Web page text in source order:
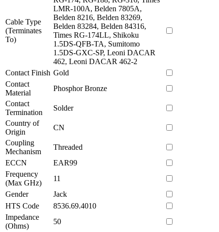
Cable Type
(Terminates
To)
LMR-100A, Belden 7805A,
Belden 8216, Belden 83269,
Belden 83284, Belden 84316,
Times RG-174LL, Shikoku
1.5DS-QFB-TA, Sumitomo
1.5DS-GXC-SP, Leoni DACAR
462, Leoni DACAR 462-2
Contact Finish Gold
Contact
Material
Phosphor Bronze
Contact
Termination
Solder
Country of
Origin
CN
Coupling
Mechanism
Threaded
ECCN
EAR99
Frequency
(Max GHz)
11
Gender
Jack
HTS Code
8536.69.4010
Impedance
(Ohms)
50